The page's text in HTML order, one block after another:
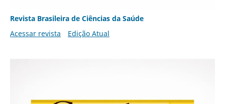
Revista Brasileira de Ciências da Saúde
Acessar revista
Edição Atual